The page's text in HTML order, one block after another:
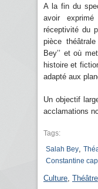
A la fin du
avoir exprimé
réceptivité du
pièce
Bey’’ et où
histoire et
adapté aux
Un objectif
acclamations
Tags:
Salah Bey
Constantine
Culture Théâtre